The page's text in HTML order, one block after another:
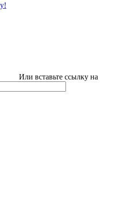
Или вставьте ссылку на